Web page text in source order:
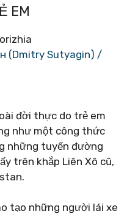
EM
(Dmitry Sutyagin) /
đời thực do trẻ em
như một công thức
những tuyến đường
trên khắp Liên Xô cũ,
tạo những người lái xe